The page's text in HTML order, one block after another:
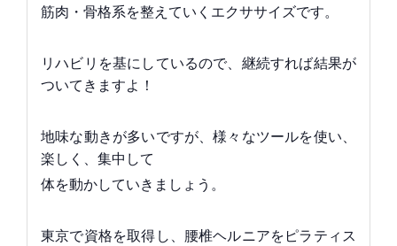
筋肉・骨格系を整えていくエクササイズです。
リハビリを基にしているので、継続すれば結果が
ついてきますよ！
地味な動きが多いですが、様々なツールを使い、
楽しく、集中して
体を動かしていきましょう。
東京で資格を取得し、腰椎ヘルニアをピラティス